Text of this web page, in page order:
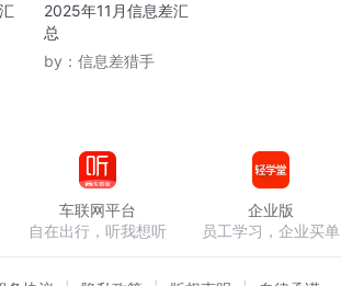
2025年11月信息差汇
总
by： 信息差猎手
车联网平台
自在出行，听我想听
企业版
员工学习，企业买单